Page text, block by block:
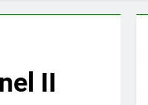
II